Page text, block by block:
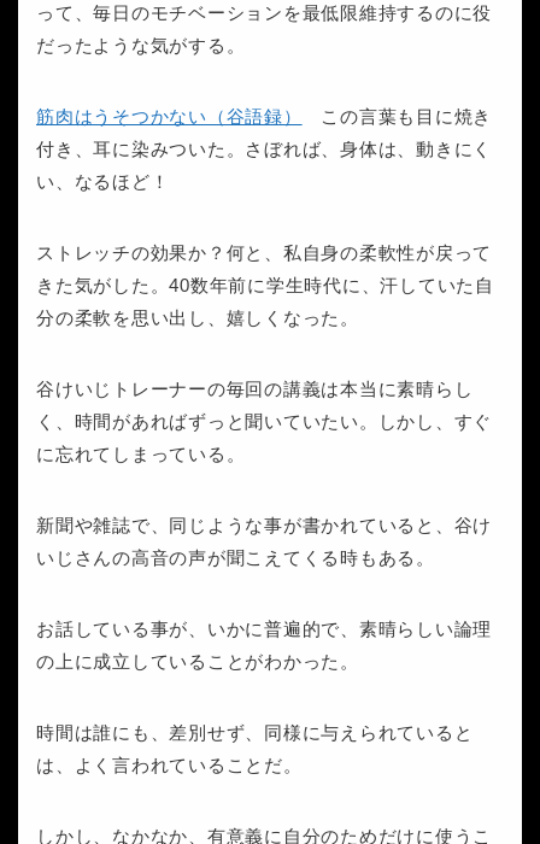
って、毎日のモチベーションを最低限維持するのに役
だったような気がする。
筋肉はうそつかない（谷語録）
この言葉も目に焼き
付き、耳に染みついた。さぼれば、身体は、動きにく
い、なるほど！
ストレッチの効果か？何と、私自身の柔軟性が戻って
きた気がした。40数年前に学生時代に、汗していた自
分の柔軟を思い出し、嬉しくなった。
谷けいじトレーナーの毎回の講義は本当に素晴らし
く、時間があればずっと聞いていたい。しかし、すぐ
に忘れてしまっている。
新聞や雑誌で、同じような事が書かれていると、谷け
いじさんの高音の声が聞こえてくる時もある。
お話している事が、いかに普遍的で、素晴らしい論理
の上に成立していることがわかった。
時間は誰にも、差別せず、同様に与えられていると
は、よく言われていることだ。
しかし、なかなか、有意義に自分のためだけに使うこ